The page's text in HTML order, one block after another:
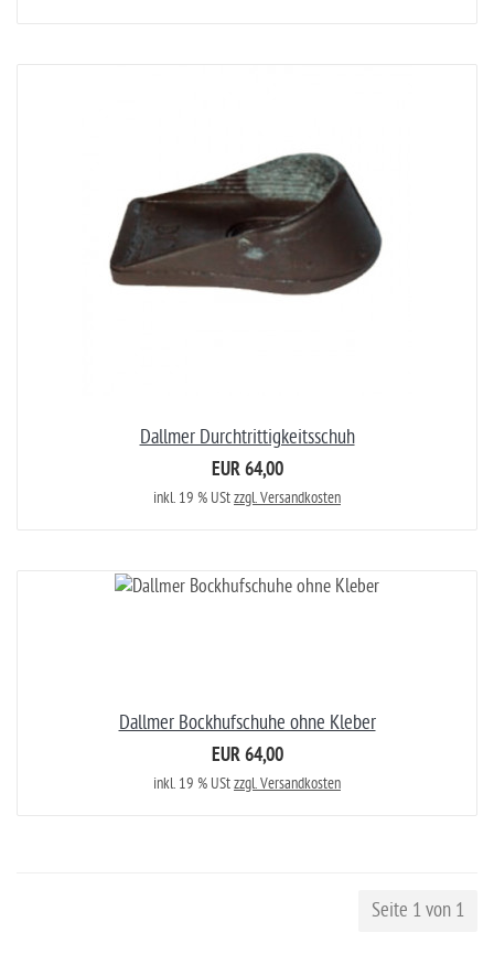
Dallmer Durchtrittigkeitsschuh
EUR 64,00
inkl. 19 % UStzzgl. Versandkosten
Dallmer Bockhufschuhe ohne Kleber
EUR 64,00
inkl. 19 % UStzzgl. Versandkosten
Seite 1 von 1